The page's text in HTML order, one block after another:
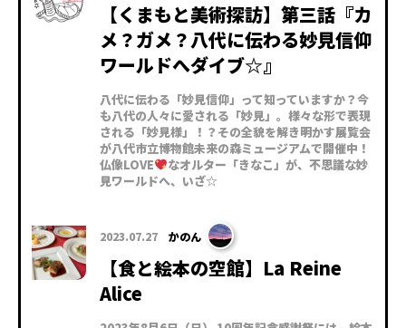
【くまもと美術探訪】第三話『カ
メ？ガメ？八代に伝わる妙見信仰
ワールドへダイブ☆』
八代に伝わる「妙見信仰」って知っていますか？今
も八代の人々に愛される「妙見」。様々な形で表現
される「妙見様」！？その全貌を解き明かす展覧会
が八代市立博物館未来の森ミュージアムで開催中！
仏像LOVE
なオルター「きなこ」が、不思議な妙
見ワールドへ、いざ☆
2023.07.27 かのん
【食と絵本の空館】La Reine
Alice